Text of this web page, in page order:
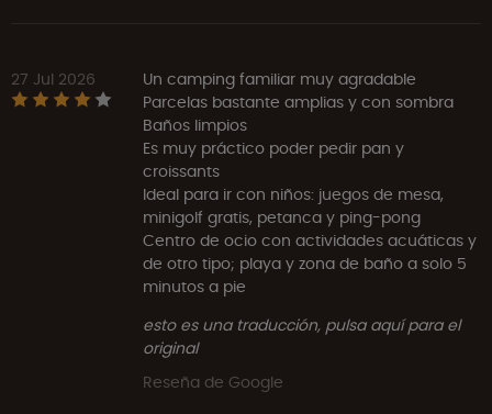
27 Jul 2026
Un camping familiar muy agradable
Parcelas bastante amplias y con sombra
Baños limpios
Es muy práctico poder pedir pan y
croissants
Ideal para ir con niños: juegos de mesa,
minigolf gratis, petanca y ping-pong
Centro de ocio con actividades acuáticas y
de otro tipo; playa y zona de baño a solo 5
minutos a pie
esto es una traducción, pulsa aquí para el
original
Reseña de Google